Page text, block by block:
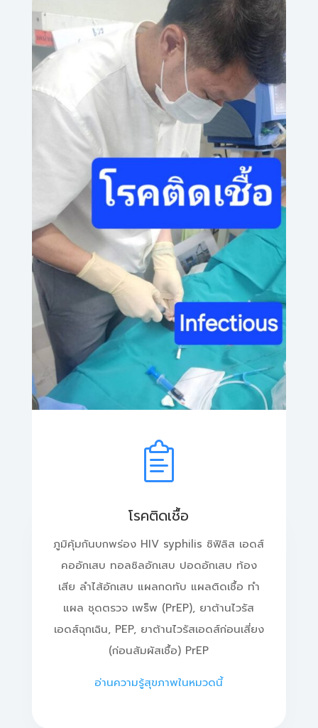
โรคติดเชื้อ
ภูมิคุ้มกันบกพร่อง HIV​ syphilis ซิฟิลิส เอดส์
คออักเสบ ทอลซิลอักเสบ ปอดอักเสบ ท้อง
เสีย ลำไส้อักเสบ แผลกดทับ แผลติดเชื้อ ทำ
แผล ชุดตรวจ เพร็พ (PrEP), ยาต้านไวรัส
เอดส์ฉุกเฉิน, PEP, ยาต้านไวรัสเอดส์ก่อนเสี่ยง
(ก่อนสัมผัสเชื้อ) PrEP
อ่านความรู้สุขภาพในหมวดนี้